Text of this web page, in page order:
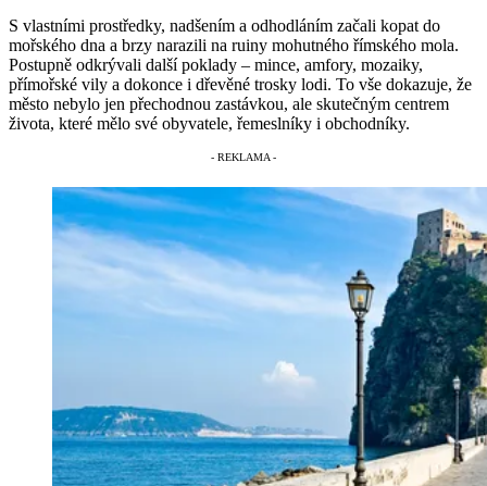
S vlastními prostředky, nadšením a odhodláním začali kopat do
mořského dna a brzy narazili na ruiny mohutného římského mola.
Postupně odkrývali další poklady – mince, amfory, mozaiky,
přímořské vily a dokonce i dřevěné trosky lodi. To vše dokazuje, že
město nebylo jen přechodnou zastávkou, ale skutečným centrem
života, které mělo své obyvatele, řemeslníky i obchodníky.